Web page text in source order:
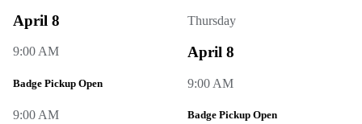
April 8
9:00 AM
Badge Pickup Open
9:00 AM
Thursday
April 8
9:00 AM
Badge Pickup Open